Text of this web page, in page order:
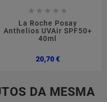
    
La Roche Posay
Anthelios UVAir SPF50+
40ml
20,70 €Preço
DA MESMA